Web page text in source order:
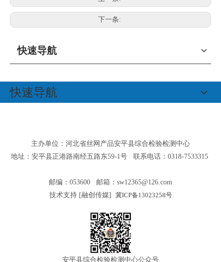
下一条:
快速导航
快速导航
主办单位：河北省丝网产品安平县综合检验检测中心
地址：安平县正港路南经五路东59-1号 联系电话：0318-7533315
邮编：053600 邮箱： sw12365@126.com
技术支持 [融创传媒] 冀ICP备13023258号
安平县综合检验检测中心公众号